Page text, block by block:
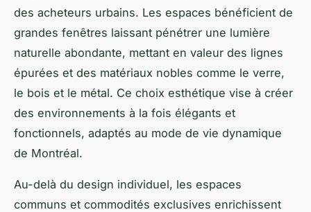
des acheteurs urbains. Les espaces bénéficient de
grandes fenêtres laissant pénétrer une lumière
naturelle abondante, mettant en valeur des lignes
épurées et des matériaux nobles comme le verre,
le bois et le métal. Ce choix esthétique vise à créer
des environnements à la fois élégants et
fonctionnels, adaptés au mode de vie dynamique
de Montréal.
Au-delà du design individuel, les espaces
communs et commodités exclusives enrichissent